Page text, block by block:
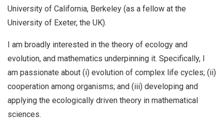
University of California, Berkeley (as a fellow at the
University of Exeter, the UK).
I am broadly interested in the theory of ecology and
evolution, and mathematics underpinning it. Specifically, I
am passionate about (i) evolution of complex life cycles; (ii)
cooperation among organisms; and (iii) developing and
applying the ecologically driven theory in mathematical
sciences.